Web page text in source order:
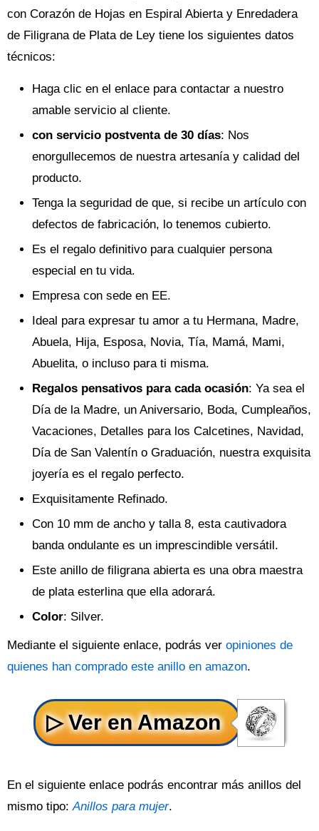
con Corazón de Hojas en Espiral Abierta y Enredadera
de Filigrana de Plata de Ley tiene los siguientes datos
técnicos:
Haga clic en el enlace para contactar a nuestro
amable servicio al cliente.
con servicio postventa de 30 días: Nos
enorgullecemos de nuestra artesanía y calidad del
producto.
Tenga la seguridad de que, si recibe un artículo con
defectos de fabricación, lo tenemos cubierto.
Es el regalo definitivo para cualquier persona
especial en tu vida.
Empresa con sede en EE.
Ideal para expresar tu amor a tu Hermana, Madre,
Abuela, Hija, Esposa, Novia, Tía, Mamá, Mami,
Abuelita, o incluso para ti misma.
Regalos pensativos para cada ocasión: Ya sea el
Día de la Madre, un Aniversario, Boda, Cumpleaños,
Vacaciones, Detalles para los Calcetines, Navidad,
Día de San Valentín o Graduación, nuestra exquisita
joyería es el regalo perfecto.
Exquisitamente Refinado.
Con 10 mm de ancho y talla 8, esta cautivadora
banda ondulante es un imprescindible versátil.
Este anillo de filigrana abierta es una obra maestra
de plata esterlina que ella adorará.
Color: Silver.
Mediante el siguiente enlace, podrás ver opiniones de
quienes han comprado este anillo en amazon.
En el siguiente enlace podrás encontrar más anillos del
mismo tipo:Anillos para mujer.